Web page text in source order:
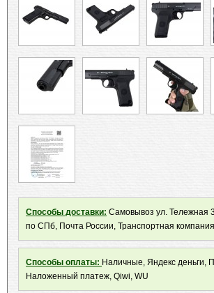
Способы доставки: Самовывоз ул. Тележная
по СПб, Почта России, Транспортная
Способы оплаты: Наличные, Яндекс деньги,
Наложенный платеж, Qiwi, WU